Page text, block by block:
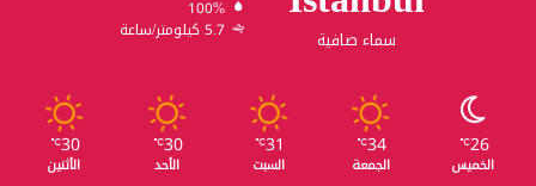
سماء صافية
100%
5.7 كيلومتر/ساعة
26
℃
الخميس
34
℃
الجمعة
31
℃
السبت
30
℃
الأحد
30
℃
الأثنين